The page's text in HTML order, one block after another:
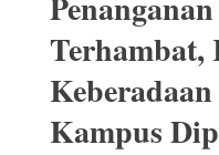
Terhambat,
Kampus